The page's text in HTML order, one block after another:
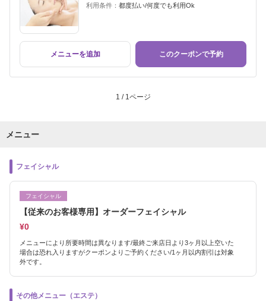
利用条件： 都度払い/何度でも利用Ok
メニューを追加 このクーポンで予約
1 / 1ページ
メニュー
フェイシャル
フェイシャル
【従来のお客様専用】オーダーフェイシャル
¥0
メニューにより所要時間は異なります/最終ご来店日より3ヶ月以上空いた
場合は恐れ入りますがクーポンよりご予約ください/1ヶ月以内割引は対象
外です。
その他メニュー（エステ）